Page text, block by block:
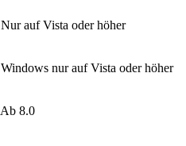
Nur auf Vista oder höher
Windows nur auf Vista oder höher
Ab 8.0